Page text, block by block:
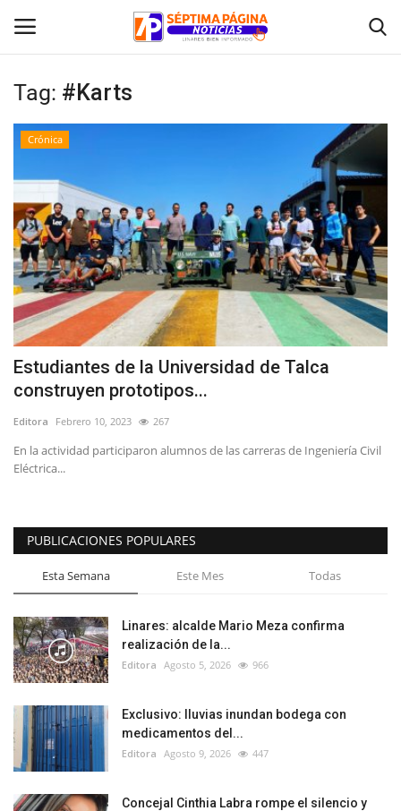
Inicio
Policial
Tribunales
Deporte
Política
Espectáculos
Tag: #Karts
Crónica
Estudiantes de la Universidad de Talca
construyen prototipos...
Editora Febrero 10, 2023 267
En la actividad participaron alumnos de las carreras de Ingeniería Civil
Eléctrica...
PUBLICACIONES POPULARES
Esta Semana Este Mes Todas
Linares: alcalde Mario Meza confirma
realización de la...
Editora Agosto 5, 2026 966
Exclusivo: lluvias inundan bodega con
medicamentos del...
Editora Agosto 9, 2026 447
Concejal Cinthia Labra rompe el silencio y